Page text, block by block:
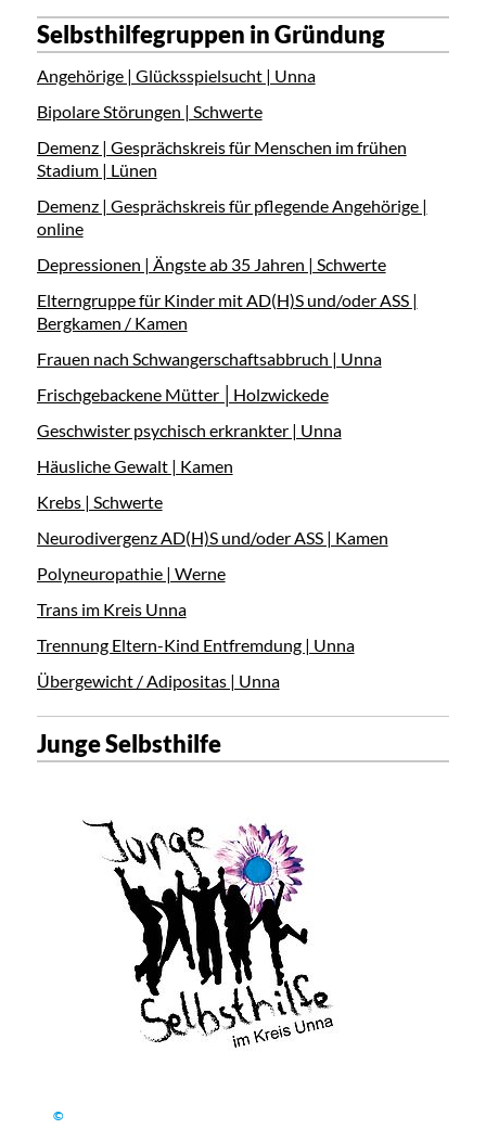
Selbsthilfegruppen in Gründung
Angehörige | Glücksspielsucht | Unna
Bipolare Störungen | Schwerte
Demenz | Gesprächskreis für Menschen im frühen
Stadium | Lünen
Demenz | Gesprächskreis für pflegende Angehörige |
online
Depressionen | Ängste ab 35 Jahren | Schwerte
Elterngruppe für Kinder mit AD(H)S und/oder ASS |
Bergkamen / Kamen
Frauen nach Schwangerschaftsabbruch | Unna
Frischgebackene Mütter │Holzwickede
Geschwister psychisch erkrankter | Unna
Häusliche Gewalt | Kamen
Krebs | Schwerte
Neurodivergenz AD(H)S und/oder ASS | Kamen
Polyneuropathie | Werne
Trans im Kreis Unna
Trennung Eltern-Kind Entfremdung | Unna
Übergewicht / Adipositas | Unna
Junge Selbsthilfe
©